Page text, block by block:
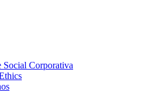
Social Corporativa